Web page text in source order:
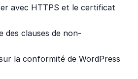
avec HTTPS et le certificat
des clauses de non-
la conformité de WordPress